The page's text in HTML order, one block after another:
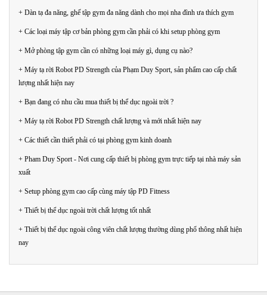
+ Dàn tạ đa năng, ghế tập gym đa năng dành cho mọi nha đình ưa thích gym
+ Các loại máy tập cơ bản phòng gym cần phải có khi setup phòng gym
+ Mở phòng tập gym cần có những loại máy gì, dụng cụ nào?
+ Máy tạ rời Robot PD Strength của Phạm Duy Sport, sản phẩm cao cấp chất
lượng nhất hiện nay
+ Bạn đang có nhu cầu mua thiết bị thể dục ngoài trời ?
+ Máy tạ rời Robot PD Strength chất lượng và mới nhất hiện nay
+ Các thiết cần thiết phải có tại phòng gym kinh doanh
+ Pham Duy Sport - Nơi cung cấp thiết bị phòng gym trực tiếp tại nhà máy sản
xuất
+ Setup phòng gym cao cấp cùng máy tập PD Fitness
+ Thiết bị thể dục ngoài trời chất lượng tốt nhất
+ Thiết bị thể dục ngoài công viên chất lượng thường dùng phổ thông nhất hiện
nay